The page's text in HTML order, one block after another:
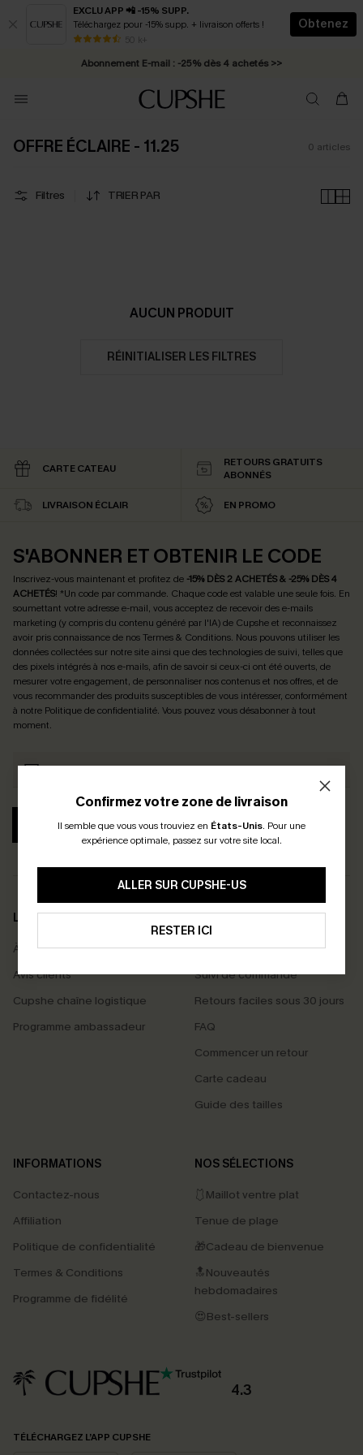
EXCLU APP 📲 -15% SUPP.
Téléchargez pour -15% supp. + livraison offerts !
50 k+
Obtenez
* Livraison éclair 2-3 jours ouvrés >>
Abonnement E-mail : -25% dès 4 achetés >>
OFFRE ÉCLAIRE - 11.25 0 articles
Filtres TRIER PAR
AUCUN PRODUIT
RÉINITIALISER LES FILTRES
Confirmez votre zone de livraison
Il semble que vous vous trouviez en États-Unis. Pour une
expérience optimale, passez sur votre site local.
ALLER SUR CUPSHE-US
RESTER ICI
CARTE CATEAU
RETOURS GRATUITS
ABONNÉS
LIVRAISON ÉCLAIR EN PROMO
S'ABONNER ET OBTENIR LE CODE
Inscrivez-vous maintenant et profitez de -15% DÈS 2 ACHETÉS & -25% DÈS 4
ACHETÉS! *Un code par commande. Chaque code est valable une seule fois. En
soumettant votre adresse e-mail, vous acceptez de recevoir des e-mails
marketing (y compris du contenu généré par l'IA) de Cupshe et reconnaissez
avoir pris connaissance de nosTermes & Conditions. Nous pouvons utiliser les
données collectées sur notre site ainsi que des technologies de suivi, telles que
des pixels intégrés à nos e-mails, afin de savoir si ceux-ci ont été ouverts, de
mesurer votre engagement, de personnaliser nos contenus et nos offres, et de
vous recommander des produits susceptibles de vous intéresser, conformément
à notre Politique de confidentialité. Vous pouvez vous désabonner à tout
moment.
S'ABONNER
LA MARQUE
À propos de nous
Avis clients
Cupshe chaîne logistique
Programme ambassadeur
SERVICES
Livraison offerte dès 55 €
Suivi de commande
Retours faciles sous 30 jours
FAQ
Commencer un retour
Carte cadeau
Guide des tailles
INFORMATIONS
Contactez-nous
Affiliation
Politique de confidentialité
Termes & Conditions
Programme de fidélité
NOS SÉLECTIONS
🩱Maillot ventre plat
Tenue de plage
🎁Cadeau de bienvenue
🔝Nouveautés
hebdomadaires
😍Best-sellers
4.3
TÉLÉCHARGEZ L’APP CUPSHE
PROFITEZ DE -15%